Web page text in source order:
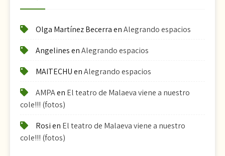
Olga Martínez BecerraenAlegrando espacios
AngelinesenAlegrando espacios
MAITECHUenAlegrando espacios
AMPAen El teatro de Malaeva viene a nuestro
cole!!! (fotos)
Rosien El teatro de Malaeva viene a nuestro
cole!!! (fotos)